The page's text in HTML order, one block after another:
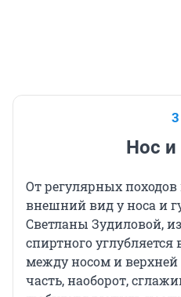
3
Нос и
От регулярных походов
внешний вид у носа и
Светланы Зудиловой,
спиртного
между носом и
часть, наоборот,